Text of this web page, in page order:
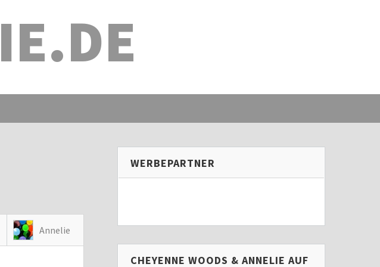
Annelie
WERBEPARTNER
CHEYENNE WOODS & ANNELIE AUF